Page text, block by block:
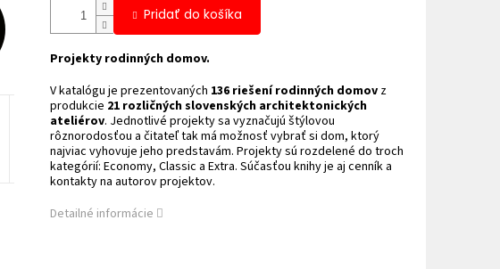
Pridať do košíka
Projekty rodinných domov.
V katalógu je prezentovaných 136 riešení rodinných domovz
produkcie 21 rozličných slovenských architektonických
ateliérov. Jednotlivé projekty sa vyznačujú štýlovou
rôznorodosťou a čitateľ tak má možnosť vybrať si dom, ktorý
najviac vyhovuje jeho predstavám. Projekty sú rozdelené do troch
kategórií: Economy, Classic a Extra. Súčasťou knihy je aj cenník a
kontakty na autorov projektov.
Detailné informácie